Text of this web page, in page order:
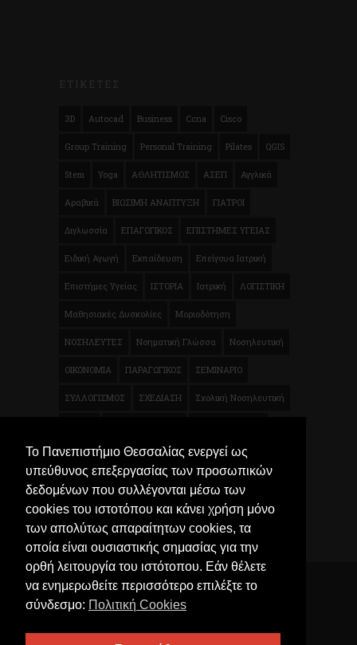
ΕΤΙΚΕΤΕΣ
3D Autocad Business Ccna Cisco
Group Training Personal Training Pilates QGIS
Stem Yoga ΑΘΛΗΤΙΣΜΟΣ ΑΣΕΠ Αγγλικά
Αραβικά ΒΙΩΣΙΜΗ ΑΝΑΠΤΥΞΗ ΓΙΑΤΡΟΙ
Διγλωσσία ΕΠΑΓΩΓΙΚΟΣ ΕΠΙΣΤΗΜΕΣ ΥΓΕΙΑΣ
Ειδική Αγωγή Εκπαίδευση Επείγουα Ιατρική
Επιστήμες Υγείας ΙΣΤΟΡΙΑ Ιατρική ΛΟΓΙΣΤΙΚΗ
Μαθησιακές Δυσκολίες Μοριοδότηση
ΝΟΣΗΛΕΥΤΕΣ Νοηματική Γλώσσα Νοσηλευτική
ΟΙΚΟΝΟΜΙΑ ΠΑΡΑΓΩΓΙΚΟΣ ΣΕΜΙΝΑΡΙΟ
ΣΥΛΛΟΓΙΣΜΟΣ ΣΧΕΔΙΑΣΗ Σχολική Νοσηλευτική
Χρηματοοικονομικά Ψυχολογία Μικροβιολογία
Τρόφιμα
© 2026 Κέντρο Επιμόρφωσης και Δια Βίου
Μάθησης (ΚΕΔIBIM) Πανεπιστημίου Θεσσαλίας. All
Το Πανεπιστήμιο Θεσσαλίας ενεργεί ως
υπεύθυνος επεξεργασίας των προσωπικών
δεδομένων που συλλέγονται μέσω των
cookies του ιστοτόπου και κάνει χρήση μόνο
των απολύτως απαραίτητων cookies, τα
οποία είναι ουσιαστικής σημασίας για την
ορθή λειτουργία του ιστότοπου. Εάν θέλετε
να ενημερωθείτε περισσότερο επιλέξτε το
σύνδεσμο: Πολιτική Cookies